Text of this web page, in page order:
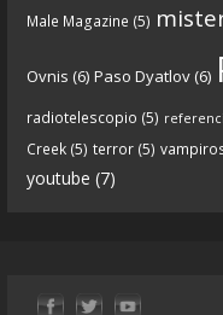
Tras una
y desarrollo de
more
Male Magazine (5)
Ovnis (6) Paso Dyatlov (6)
radiotelescopio (5)
Creek (5) terror (5)
youtube (7)